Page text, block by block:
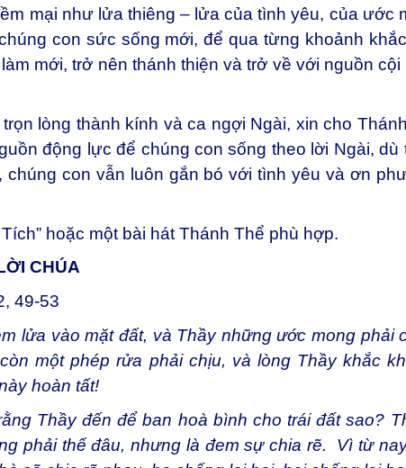
mại như lửa thiêng – lửa của tình yêu, của ước
con sức sống mới, để qua từng khoảnh
mới, trở nên thánh thiện và trở về với nguồn cội
lòng thành kính và ca ngợi Ngài, xin cho
động lực để chúng con sống theo lời Ngài, dù
chúng con vẫn luôn gắn bó với tình yêu và ơn
hoặc một bài hát Thánh Thể phù hợp.
CHÚA
49-53
lửa vào mặt đất, và Thầy những ước mong phải
một phép rửa phải chịu, và lòng Thầy khắc
hoàn tất!
Thầy đến để ban hoà bình cho trái đất sao?
phải thế đâu, nhưng là đem sự chia rẽ. Vì từ